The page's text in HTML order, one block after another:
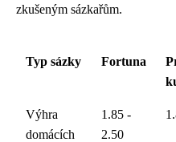
zkušeným sázkařům.
Typ sázky Fortuna
Výhra
domácích
1.85 -
2.50